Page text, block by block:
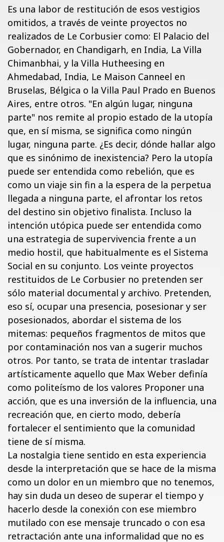
Es una labor de restitución de esos vestigios
omitidos, a través de veinte proyectos no
realizados de Le Corbusier como: El Palacio del
Gobernador, en Chandigarh, en India, La Villa
Chimanbhai, y la Villa Hutheesing en
Ahmedabad, India, Le Maison Canneel en
Bruselas, Bélgica o la Villa Paul Prado en Buenos
Aires, entre otros. "En algún lugar, ninguna
parte" nos remite al propio estado de la utopía
que, en sí misma, se significa como ningún
lugar, ninguna parte. ¿Es decir, dónde hallar algo
que es sinónimo de inexistencia? Pero la utopía
puede ser entendida como rebelión, que es
como un viaje sin fin a la espera de la perpetua
llegada a ninguna parte, el afrontar los retos
del destino sin objetivo finalista. Incluso la
intención utópica puede ser entendida como
una estrategia de supervivencia frente a un
medio hostil, que habitualmente es el Sistema
Social en su conjunto. Los veinte proyectos
restituidos de Le Corbusier no pretenden ser
sólo material documental y archivo. Pretenden,
eso sí, ocupar una presencia, posesionar y ser
posesionados, abordar el sistema de los
mitemas: pequeños fragmentos de mitos que
por contaminación nos van a sugerir muchos
otros. Por tanto, se trata de intentar trasladar
artísticamente aquello que Max Weber definía
como politeísmo de los valores Proponer una
acción, que es una inversión de la influencia, una
recreación que, en cierto modo, debería
fortalecer el sentimiento que la comunidad
tiene de sí misma.
La nostalgia tiene sentido en esta experiencia
desde la interpretación que se hace de la misma
como un dolor en un miembro que no tenemos,
hay sin duda un deseo de superar el tiempo y
hacerlo desde la conexión con ese miembro
mutilado con ese mensaje truncado o con esa
retractación ante una informalidad que no es